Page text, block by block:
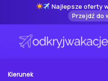
Najlepsze oferty
Przejdź do
Kierunek